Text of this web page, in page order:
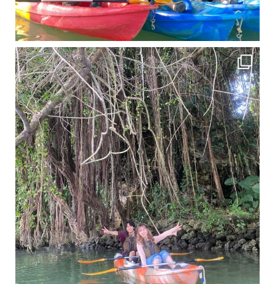
11月となり沖縄も寒くなってきましたが まだまだ沖縄は半袖です
この時期は、修学旅行